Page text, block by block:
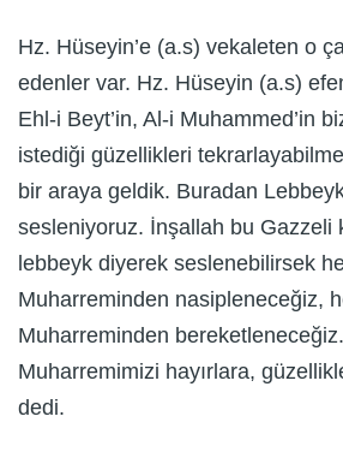
Hz. Hüseyin’e (a.s) vekaleten o
edenler var. Hz. Hüseyin (a.s)
Ehl-i Beyt’in, Al-i Muhammed’in
istediği güzellikleri
bir araya geldik. Buradan
sesleniyoruz. İnşallah bu Gazzeli
lebbeyk diyerek seslenebilirsek
Muharreminden nasipleneceğiz,
Muharreminden
Muharremimizi hayırlara,
dedi.